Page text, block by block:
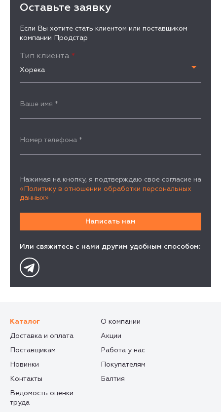
Оставьте заявку
Если Вы хотите стать клиентом или поставщиком
компании Продстар
Тип клиента *
Хорека
Ваше имя *
Номер телефона *
Нажимая на кнопку, я подтверждаю свое согласие на
«Политику в отношении обработки персональных
данных»
Или свяжитесь с нами другим удобным способом:
Каталог
О компании
Доставка и оплата
Акции
Поставщикам
Работа у нас
Новинки
Покупателям
Контакты
Балтия
Ведомость оценки
труда